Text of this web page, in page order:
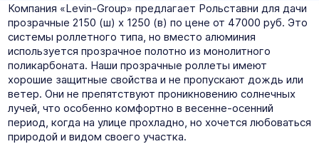
Компания «Levin-Group» предлагает Рольставни для дачи
прозрачные 2150 (ш) х 1250 (в) по цене от 47000 руб. Это
системы роллетного типа, но вместо алюминия
используется прозрачное полотно из монолитного
поликарбоната. Наши прозрачные роллеты имеют
хорошие защитные свойства и не пропускают дождь или
ветер. Они не препятствуют проникновению солнечных
лучей, что особенно комфортно в весенне-осенний
период, когда на улице прохладно, но хочется любоваться
природой и видом своего участка.